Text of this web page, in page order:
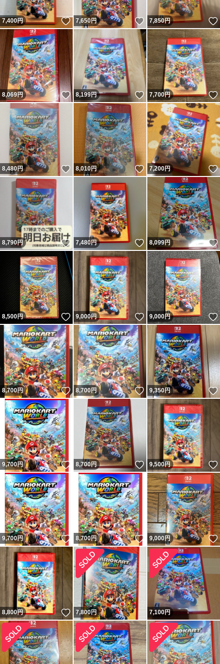
7,400円 いいね！
7,650円 いいね！
7,850円
8,069円 いいね！
8,199円 いいね！
7,700円
8,480円 いいね！
8,010円 いいね！
7,200円
8,790円 いいね！
7,480円 いいね！
8,099円
8,500円 いいね！
9,000円 いいね！
9,000円
8,700円 いいね！
8,700円 いいね！
9,350円
9,700円 いいね！
8,700円 いいね！
9,500円
9,700円 いいね！
8,700円 いいね！
9,000円
8,800円 いいね！
7,800円 7,100円